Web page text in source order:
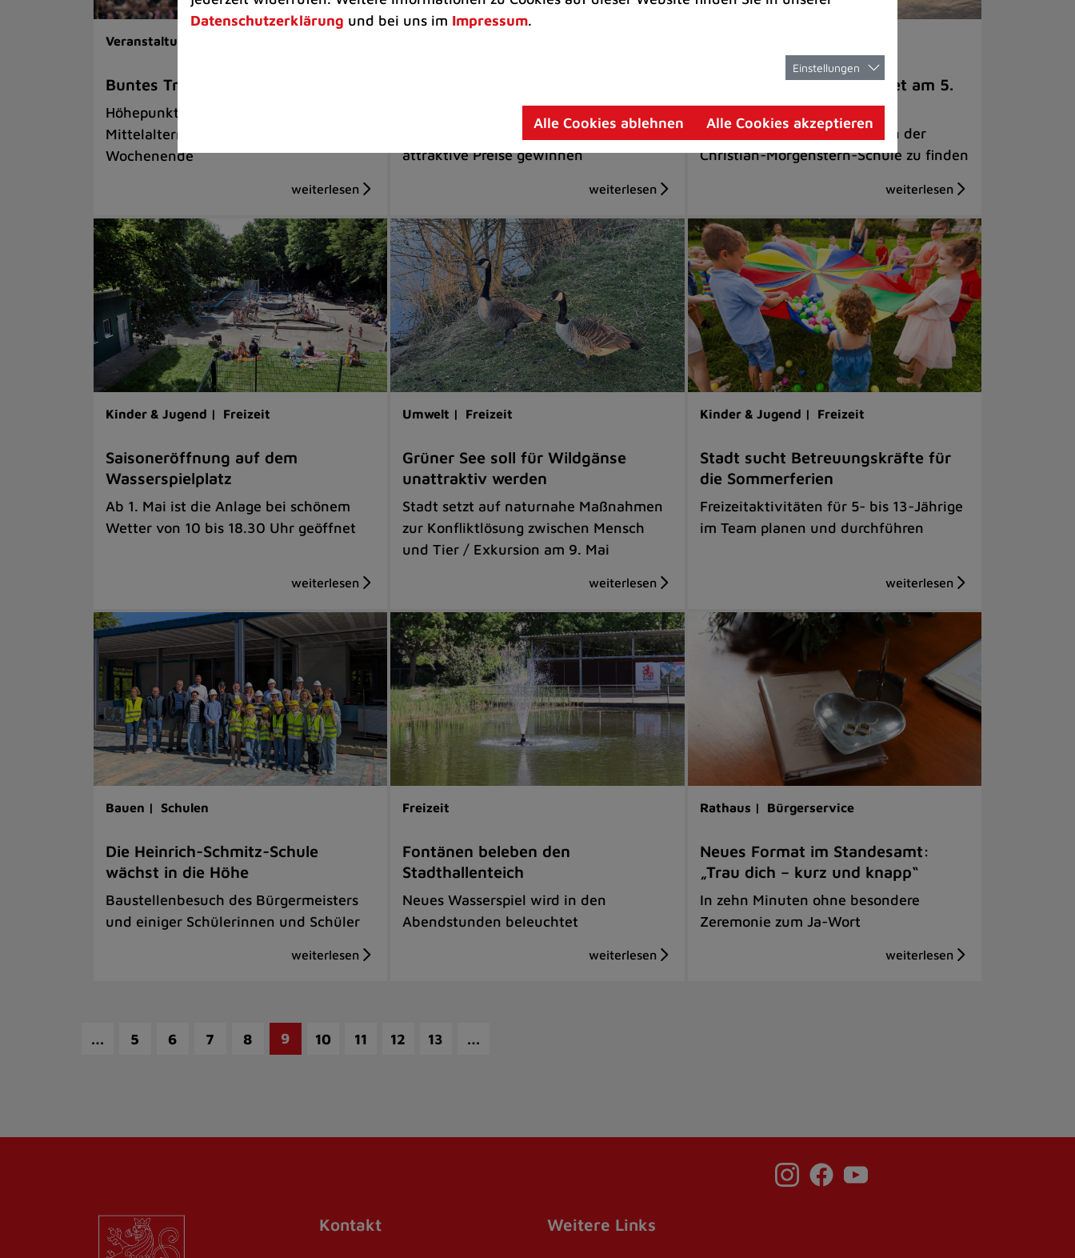
Veranstaltungen |
Buntes Treiben wie im Jahr 1276
Höhepunkt des Jubiläumsjahres: Großer
Mittelaltermarkt am letzten Mai-
Wochenende
Fotos einsenden und in der Verlosung
attraktive Preise gewinnen
Homberger Bücherei öffnet am 5.
Mai am neuen Standort
Stadtteilbibliothek ist jetzt an der
Christian-Morgenstern-Schule zu finden
Kinder & Jugend | Freizeit
Saisoneröffnung auf dem
Wasserspielplatz
Ab 1. Mai ist die Anlage bei schönem
Wetter von 10 bis 18.30 Uhr geöffnet
Umwelt | Freizeit
Grüner See soll für Wildgänse
unattraktiv werden
Stadt setzt auf naturnahe Maßnahmen
zur Konfliktlösung zwischen Mensch
und Tier / Exkursion am 9. Mai
Kinder & Jugend | Freizeit
Stadt sucht Betreuungskräfte für
die Sommerferien
Freizeitaktivitäten für 5- bis 13-Jährige
im Team planen und durchführen
Bauen | Schulen
Die Heinrich-Schmitz-Schule
wächst in die Höhe
Baustellenbesuch des Bürgermeisters
und einiger Schülerinnen und Schüler
Freizeit
Fontänen beleben den
Stadthallenteich
Neues Wasserspiel wird in den
Abendstunden beleuchtet
Rathaus | Bürgerservice
Neues Format im Standesamt:
„Trau dich – kurz und knapp“
In zehn Minuten ohne besondere
Zeremonie zum Ja-Wort
… 5 6 7 8 9 10 11 12 13 …
Kontakt Weitere Links
Datenschutzerklärung und bei uns im Impressum.
Einstellungen
Alle Cookies ablehnen Alle Cookies akzeptieren